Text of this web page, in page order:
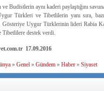
Budistlerin aynı kaderi paylaştığını
Türkleri ve Tibetlilerin yanı sıra,
Uygur Türklerinin lideri Rabia
destek verdi.
17.09.2016
» Genel» Gündem» Haber» Siyaset